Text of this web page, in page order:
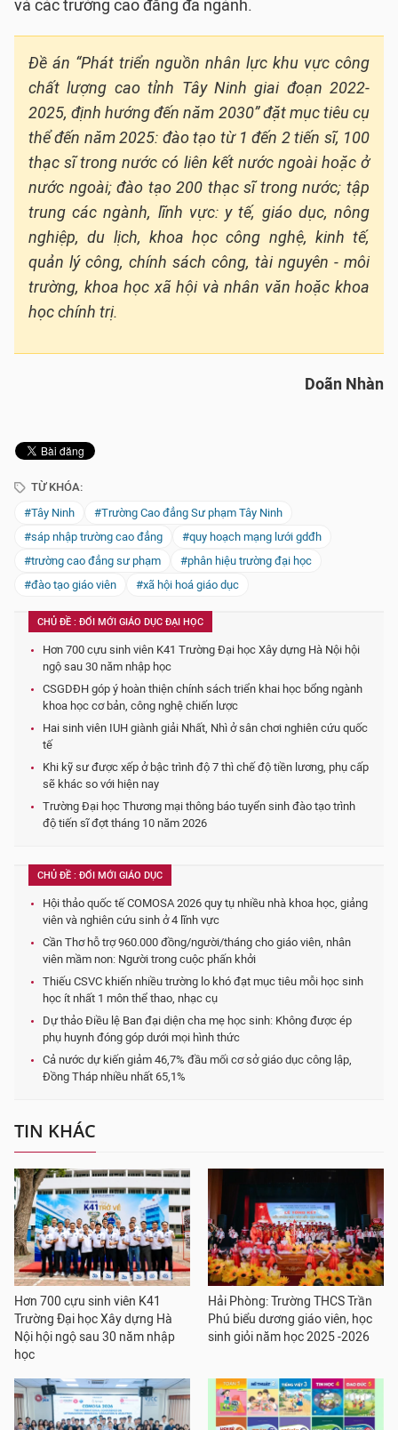
và các trường cao đẳng đa ngành.
Đề án “Phát triển nguồn nhân lực khu vực công
chất lượng cao tỉnh Tây Ninh giai đoạn 2022-
2025, định hướng đến năm 2030” đặt mục tiêu cụ
thể đến năm 2025: đào tạo từ 1 đến 2 tiến sĩ, 100
thạc sĩ trong nước có liên kết nước ngoài hoặc ở
nước ngoài; đào tạo 200 thạc sĩ trong nước; tập
trung các ngành, lĩnh vực: y tế, giáo dục, nông
nghiệp, du lịch, khoa học công nghệ, kinh tế,
quản lý công, chính sách công, tài nguyên - môi
trường, khoa học xã hội và nhân văn hoặc khoa
học chính trị.
Doãn Nhàn
TỪ KHÓA:
#Tây Ninh
#Trường Cao đẳng Sư phạm Tây Ninh
#sáp nhập trường cao đẳng
#quy hoạch mạng lưới gdđh
#trường cao đẳng sư phạm
#phân hiệu trường đại học
#đào tạo giáo viên
#xã hội hoá giáo dục
CHỦ ĐỀ : ĐỔI MỚI GIÁO DỤC ĐẠI HỌC
Hơn 700 cựu sinh viên K41 Trường Đại học Xây dựng Hà Nội hội
ngộ sau 30 năm nhập học
CSGDĐH góp ý hoàn thiện chính sách triển khai học bổng ngành
khoa học cơ bản, công nghệ chiến lược
Hai sinh viên IUH giành giải Nhất, Nhì ở sân chơi nghiên cứu quốc
tế
Khi kỹ sư được xếp ở bậc trình độ 7 thì chế độ tiền lương, phụ cấp
sẽ khác so với hiện nay
Trường Đại học Thương mại thông báo tuyển sinh đào tạo trình
độ tiến sĩ đợt tháng 10 năm 2026
CHỦ ĐỀ : ĐỔI MỚI GIÁO DỤC
Hội thảo quốc tế COMOSA 2026 quy tụ nhiều nhà khoa học, giảng
viên và nghiên cứu sinh ở 4 lĩnh vực
Cần Thơ hỗ trợ 960.000 đồng/người/tháng cho giáo viên, nhân
viên mầm non: Người trong cuộc phấn khởi
Thiếu CSVC khiến nhiều trường lo khó đạt mục tiêu mỗi học sinh
học ít nhất 1 môn thể thao, nhạc cụ
Dự thảo Điều lệ Ban đại diện cha mẹ học sinh: Không được ép
phụ huynh đóng góp dưới mọi hình thức
Cả nước dự kiến giảm 46,7% đầu mối cơ sở giáo dục công lập,
Đồng Tháp nhiều nhất 65,1%
TIN KHÁC
Hơn 700 cựu sinh viên K41
Trường Đại học Xây dựng Hà
Nội hội ngộ sau 30 năm nhập
học
Hải Phòng: Trường THCS Trần
Phú biểu dương giáo viên, học
sinh giỏi năm học 2025 -2026